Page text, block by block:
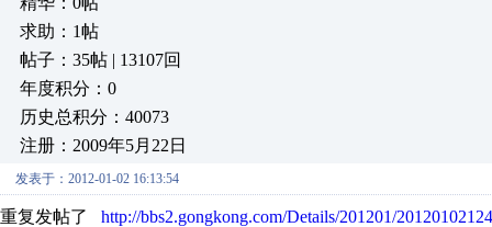
求助：1帖
帖子：35帖 | 13107回
年度积分：0
历史总积分：40073
注册：2009年5月22日
发表于：2012-01-02 16:13:54
重复发帖了 http://bbs2.gongkong.com/Details/201201/